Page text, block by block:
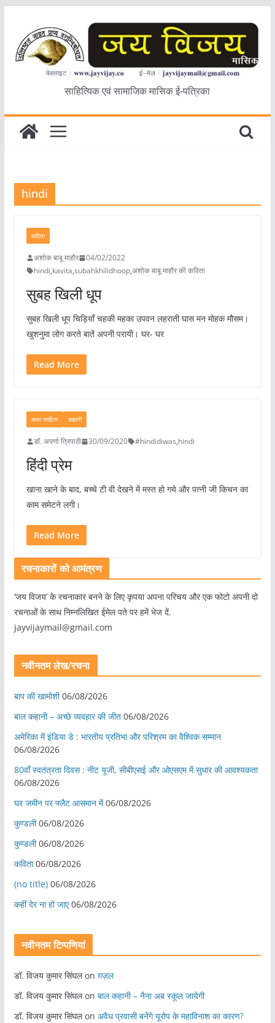
content
साहित्यिक एवं सामाजिक मासिक ई-पत्रिका
hindi
कविता
अशोक बाबू माहौर
04/02/2022
hindi,kavita,subahkhilidhoop,अशोक बाबू माहौर की कविता
सुबह खिली धूप
सुबह खिली धूप चिड़ियाँ चहकी महका उपवन लहराती घास मन मोहक मौसम।
खुशनुमा लोग करते बातें अपनी परायी। घर- घर
Read More
कथा साहित्य कहानी
डॉ. अपर्णा त्रिपाठी 30/09/2020 #hindidiwas,hindi
हिंदी प्रेम
खाना खाने के बाद, बच्चे टी वी देखने में मस्त हो गये और पत्नी जी किचन का
काम समेटने लगी।
Read More
रचनाकारों को आमंत्रण
‘जय विजय’ के रचनाकार बनने के लिए कृपया अपना परिचय और एक फोटो अपनी दो
रचनाओं के साथ निम्नलिखित ईमेल पते पर हमें भेज दें.
jayvijaymail@gmail.com
नवीनतम लेख/रचना
बाप की खामोशी 06/08/2026
बाल कहानी – अच्छे व्यवहार की जीत 06/08/2026
अमेरिका में इंडिया डे : भारतीय प्रतिभा और परिश्रम का वैश्विक सम्मान
06/08/2026
80वाँ स्वतंत्रता दिवस : नीट यूजी, सीबीएसई और ओएसएम में सुधार की आवश्यकता
06/08/2026
घर जमीन पर फ्लैट आसमान में 06/08/2026
कुण्डली 06/08/2026
कुण्डली 06/08/2026
कविता 06/08/2026
(no title) 06/08/2026
कहीं देर ना हो जाए 06/08/2026
नवीनतम टिप्पणियां
डॉ. विजय कुमार सिंघलon ग़ज़ल
डॉ. विजय कुमार सिंघलon बाल कहानी – नैना अब स्कूल जायेगी
डॉ. विजय कुमार सिंघलon अवैध प्रवासी बनेंगे यूरोप के महाविनाश का कारण?